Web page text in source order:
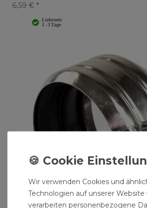
6,59 € *
Wir verwenden Cookies und
Technologien auf unserer Website
verarbeiten personenbezogene